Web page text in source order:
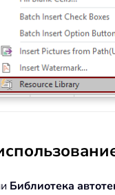
Библиотека